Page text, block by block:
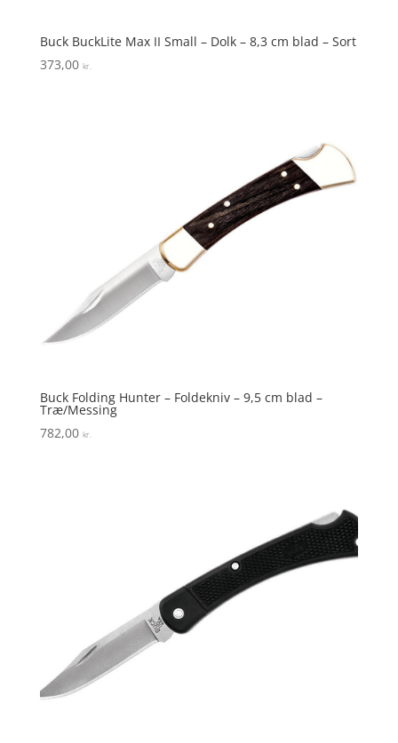
Buck BuckLite Max II Small – Dolk – 8,3 cm blad – Sort
373,00 kr.
Buck Folding Hunter – Foldekniv – 9,5 cm blad –
Træ/Messing
782,00 kr.